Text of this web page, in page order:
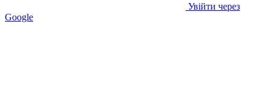
Увійти через
Google